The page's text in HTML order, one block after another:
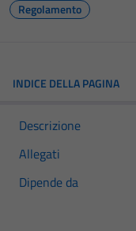
Regolamento
INDICE DELLA PAGINA
Descrizione
Allegati
Dipende da